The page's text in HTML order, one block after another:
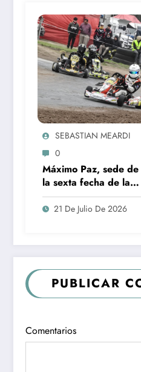
SEBASTIAN MEARDI
0
Máximo Paz, sede de
la sexta fecha de la
temporada para el
Karting Regional del
21 De Julio De 2026
PUBLICAR
Comentarios